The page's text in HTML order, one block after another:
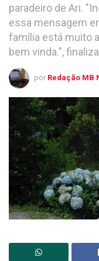
paradeiro de Ari.
essa mensagem
família está muito
bem vinda.",
por Redação MB